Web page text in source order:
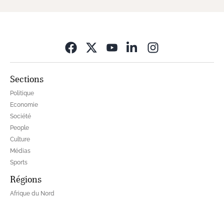
Sections
Politique
Economie
Société
People
Culture
Médias
Sports
Régions
Afrique du Nord